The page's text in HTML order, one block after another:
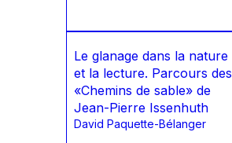
Le glanage dans la nature
et la lecture. Parcours des
«Chemins de sable» de
Jean-Pierre Issenhuth
David Paquette-Bélanger